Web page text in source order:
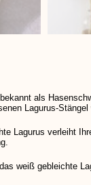
als
Lagurus-
Lagurus verleiht
weiß gebleichte